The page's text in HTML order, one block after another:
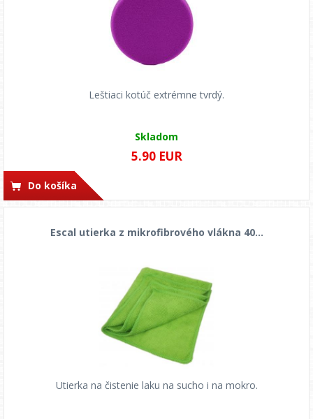
Leštiaci kotúč extrémne tvrdý.
Skladom
5.90 EUR
Do košíka
Escal utierka z mikrofibrového vlákna 40...
Utierka na čistenie laku na sucho i na mokro.